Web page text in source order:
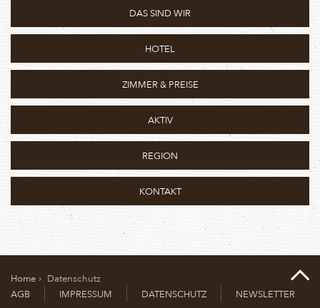
DAS SIND WIR
HOTEL
ZIMMER & PREISE
AKTIV
REGION
KONTAKT
Home
Datenschutz
AGB
IMPRESSUM DATENSCHUTZ NEWSLETTER